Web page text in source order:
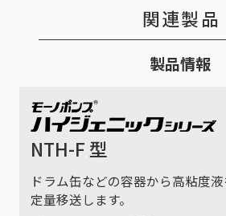
関連製品
製品情報
NTH-F 型
ドラム缶などの容器から高粘度液
定量移送します。